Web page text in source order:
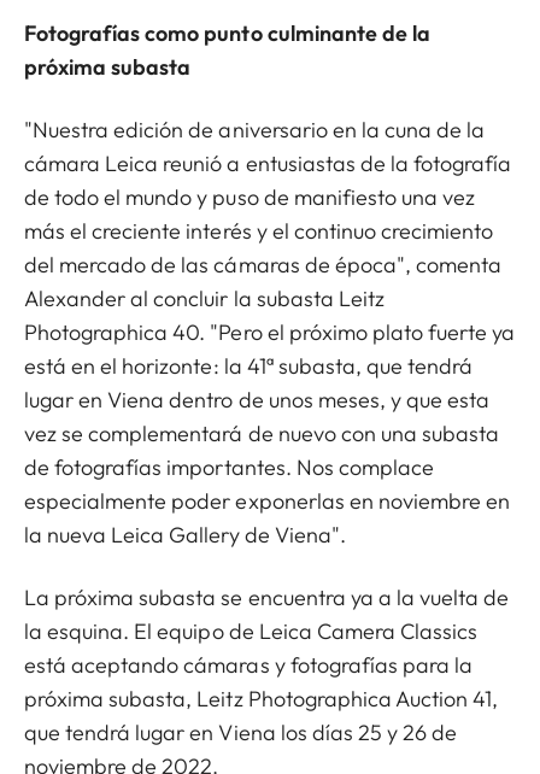
Fotografías como punto culminante de la
próxima subasta
"Nuestra edición de aniversario en la cuna de la
cámara Leica reunió a entusiastas de la fotografía
de todo el mundo y puso de manifiesto una vez
más el creciente interés y el continuo crecimiento
del mercado de las cámaras de época", comenta
Alexander al concluir la subasta Leitz
Photographica 40. "Pero el próximo plato fuerte ya
está en el horizonte: la 41ª subasta, que tendrá
lugar en Viena dentro de unos meses, y que esta
vez se complementará de nuevo con una subasta
de fotografías importantes. Nos complace
especialmente poder exponerlas en noviembre en
la nueva Leica Gallery de Viena".
La próxima subasta se encuentra ya a la vuelta de
la esquina. El equipo de Leica Camera Classics
está aceptando cámaras y fotografías para la
próxima subasta, Leitz Photographica Auction 41,
que tendrá lugar en Viena los días 25 y 26 de
noviembre de 2022.